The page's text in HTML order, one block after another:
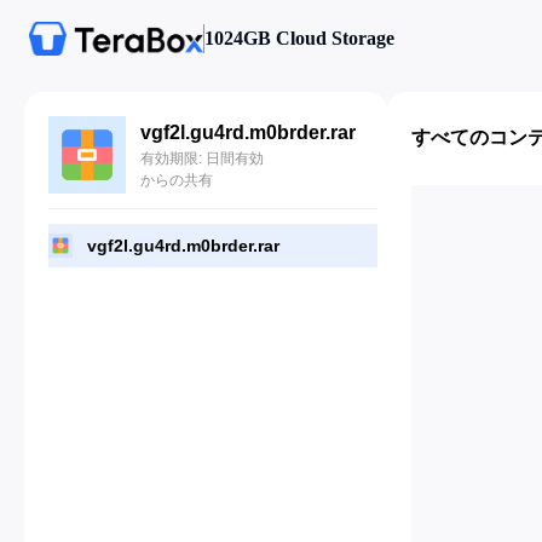
1024GB Cloud Storage
vgf2l.gu4rd.m0brder.rar
有効期限: 日間有効
からの共有
vgf2l.gu4rd.m0brder.rar
すべてのコン